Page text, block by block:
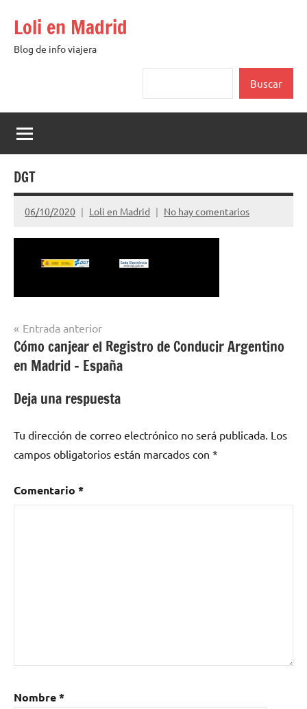
contenido
Loli en Madrid
Blog de info viajera
Buscar
DGT
06/10/2020 Loli en Madrid No hay comentarios
Navegación
de
entradas
Entrada anterior
Cómo canjear el Registro de Conducir Argentino
en Madrid – España
Deja una respuesta
Tu dirección de correo electrónico no será publicada. Los
campos obligatorios están marcados con *
Comentario *
Nombre*